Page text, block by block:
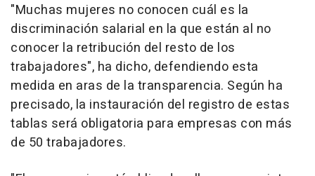
"Muchas mujeres no conocen cuál es la
discriminación salarial en la que están al no
conocer la retribución del resto de los
trabajadores", ha dicho, defendiendo esta
medida en aras de la transparencia. Según ha
precisado, la instauración del registro de estas
tablas será obligatoria para empresas con más
de 50 trabajadores.